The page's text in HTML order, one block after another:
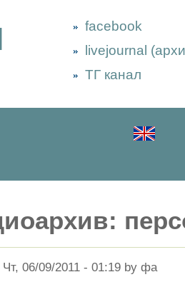
facebook
livejournal
ТГ канал
Чт, 06/09/2011 - 01:19 by фа